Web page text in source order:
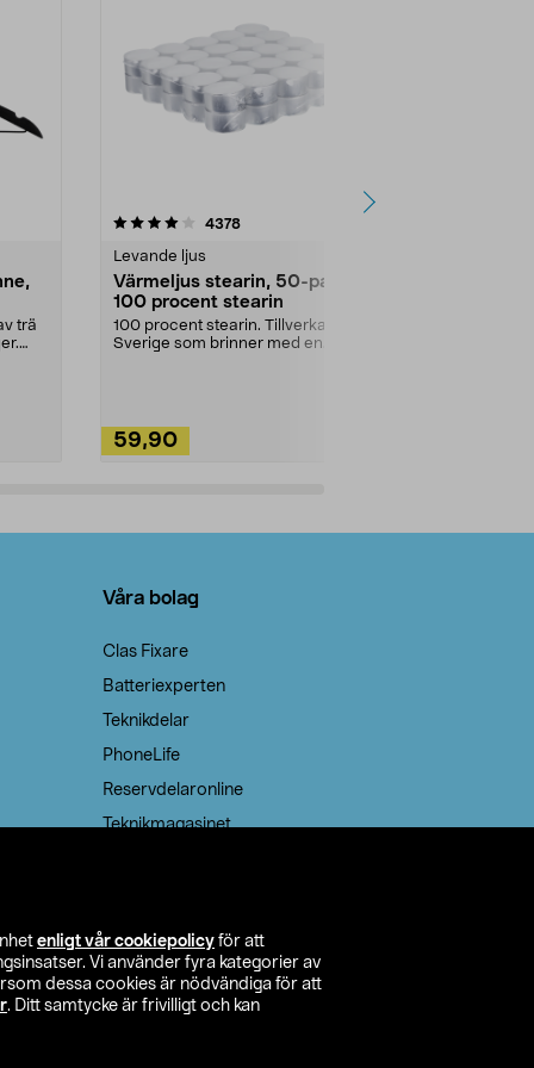
enligt vår cookiepolicy för att
Vi använder fyra kategorier av
dessa cookies är nödvändiga för att
. Ditt samtycke är frivilligt och kan
trä
4378recensioner
Levande ljus
Värmeljus stearin, 50-pack,
100 procent stearin
100 procent stearin. Tillverkade i
Sverige som brinner med en
59,90
4.5av 5 stjärnor
Våra bolag
Clas Fixare
Batteriexperten
Teknikdelar
PhoneLife
Reservdelaronline
Teknikmagasinet